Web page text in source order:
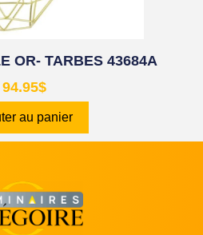
OR- TARBES 43684A
94.95$
au panier